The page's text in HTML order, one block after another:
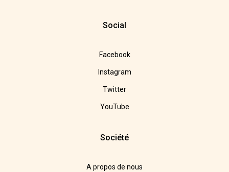
Social
Facebook
Instagram
Twitter
YouTube
Société
A propos de nous